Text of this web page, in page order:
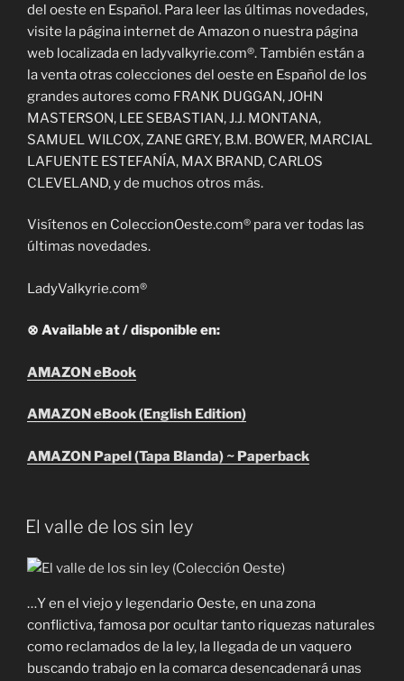
del oeste en Español. Para leer las últimas novedades,
visite la página internet de Amazon o nuestra página
web localizada en ladyvalkyrie.com®. También están a
la venta otras colecciones del oeste en Español de los
grandes autores como FRANK DUGGAN, JOHN
MASTERSON, LEE SEBASTIAN, J.J. MONTANA,
SAMUEL WILCOX, ZANE GREY, B.M. BOWER, MARCIAL
LAFUENTE ESTEFANÍA, MAX BRAND, CARLOS
CLEVELAND, y de muchos otros más.
Visítenos en ColeccionOeste.com® para ver todas las
últimas novedades.
LadyValkyrie.com®
⊗ Available at / disponible en:
AMAZON eBook
AMAZON eBook (English Edition)
AMAZON Papel (Tapa Blanda) ~ Paperback
El valle de los sin ley
…Y en el viejo y legendario Oeste, en una zona
conflictiva, famosa por ocultar tanto riquezas naturales
como reclamados de la ley, la llegada de un vaquero
buscando trabajo en la comarca desencadenará unas